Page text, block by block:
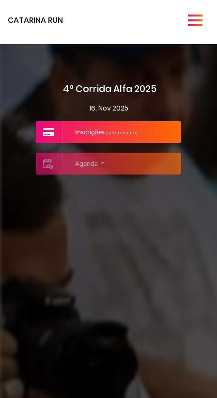
CATARINA RUN
4ª Corrida Alfa 2025
16, Nov 2025
Inscrições (site terceiro)
Agenda